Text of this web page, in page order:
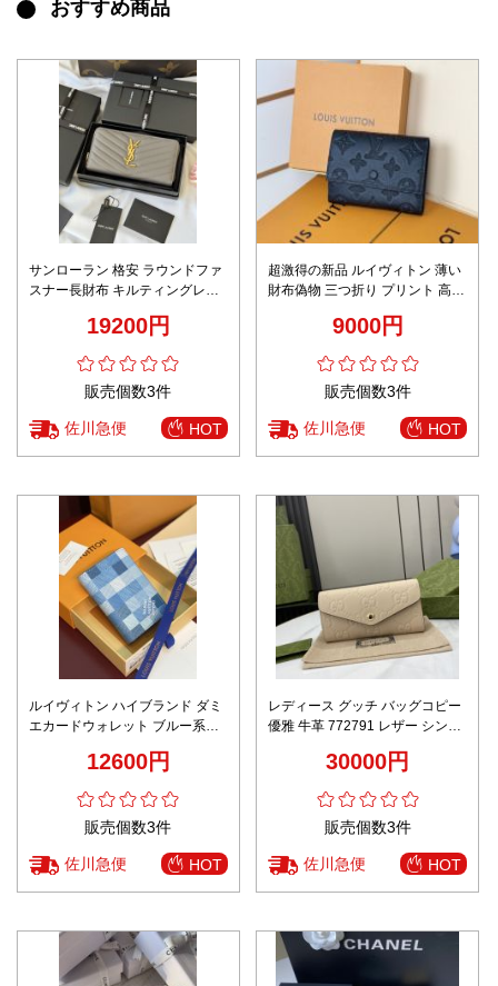
おすすめ商品
サンローラン 格安 ラウンドファ
スナー長財布 キルティングレザ
19200円
販売個数3件
佐川急便 HOT
超激得の新品 ルイヴィトン 薄い
財布偽物 三つ折り プリント 高級
9000円
販売個数3件
佐川急便 HOT
ルイヴィトン ハイブランド ダミ
エカードウォレット ブルー系モ
12600円
販売個数3件
佐川急便 HOT
レディース グッチ バッグコピー
優雅 牛革 772791 レザー シンプ
30000円
販売個数3件
佐川急便 HOT